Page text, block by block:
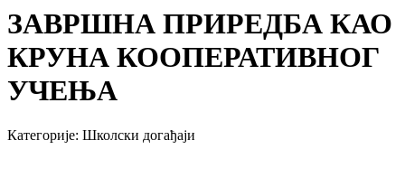
ЗАВРШНА ПРИРЕДБА КАО
КРУНА КООПЕРАТИВНОГ
УЧЕЊА
Категорије: Школски догађаји